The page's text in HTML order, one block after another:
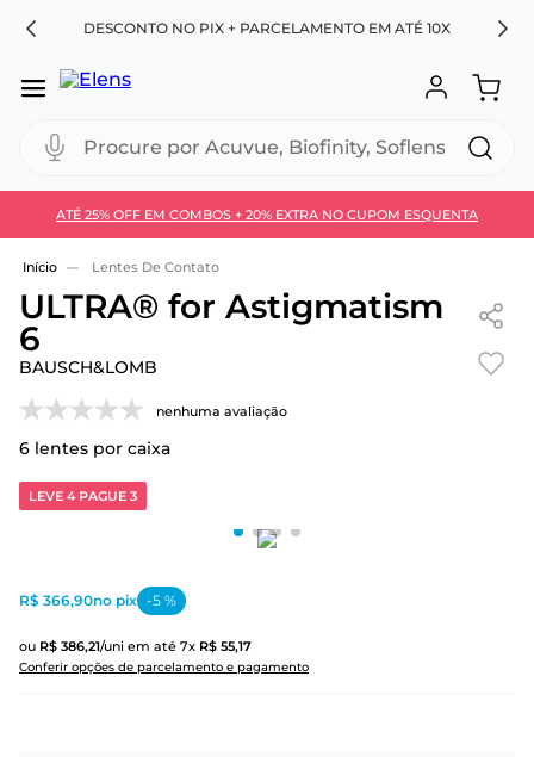
DESCONTO NO PIX + PARCELAMENTO EM ATÉ 10X
Procure por Acuvue, Biofinity, Soflens...
ATÉ 25% OFF EM COMBOS + 20% EXTRA NO CUPOM ESQUENTA
Use 30HOJE e ganhe 30% OFF + economia extra no
Lentes De Contato
ULTRA® for Astigmatism
6
BAUSCH&LOMB
nenhuma avaliação
6 lentes por caixa
LEVE 4 PAGUE 3
ou R$ 386,21/uni em até 7x R$ 55,17
Conferir opções de parcelamento e pagamento
R$ 366,90no pix -5 %